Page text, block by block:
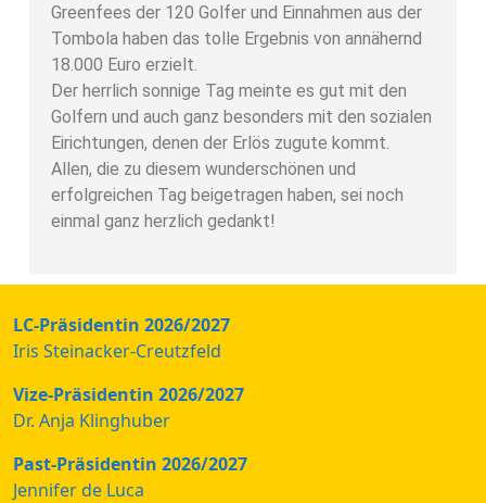
Greenfees der 120 Golfer und Einnahmen aus der
Tombola haben das tolle Ergebnis von annähernd
18.000 Euro erzielt.
Der herrlich sonnige Tag meinte es gut mit den
Golfern und auch ganz besonders mit den sozialen
Eirichtungen, denen der Erlös zugute kommt.
Allen, die zu diesem wunderschönen und
erfolgreichen Tag beigetragen haben, sei noch
einmal ganz herzlich gedankt!
LC-Präsidentin 2026/2027
Iris Steinacker-Creutzfeld
Vize-Präsidentin 2026/2027
Dr. Anja Klinghuber
Past-Präsidentin 2026/2027
Jennifer de Luca